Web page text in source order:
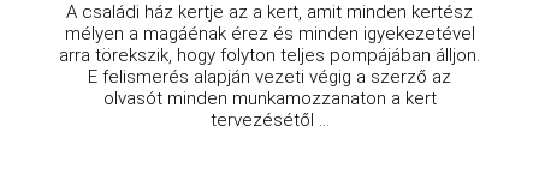
A családi ház kertje az a kert, amit minden kertész
mélyen a magáénak érez és minden igyekezetével
arra törekszik, hogy folyton teljes pompájában álljon.
E felismerés alapján vezeti végig a szerző az
olvasót minden munkamozzanaton a kert
tervezésétől ...